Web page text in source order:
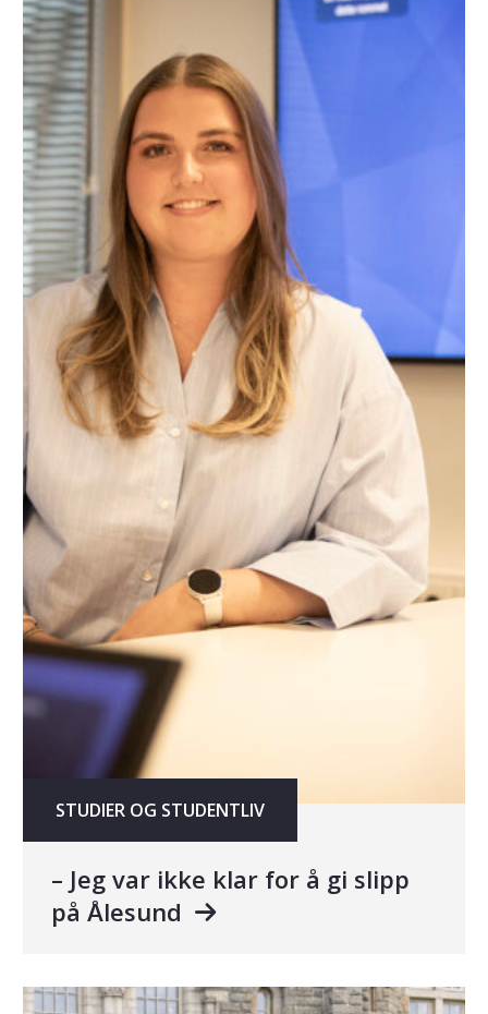
STUDIER OG STUDENTLIV
– Jeg var ikke klar for å gi slipp
på Ålesund